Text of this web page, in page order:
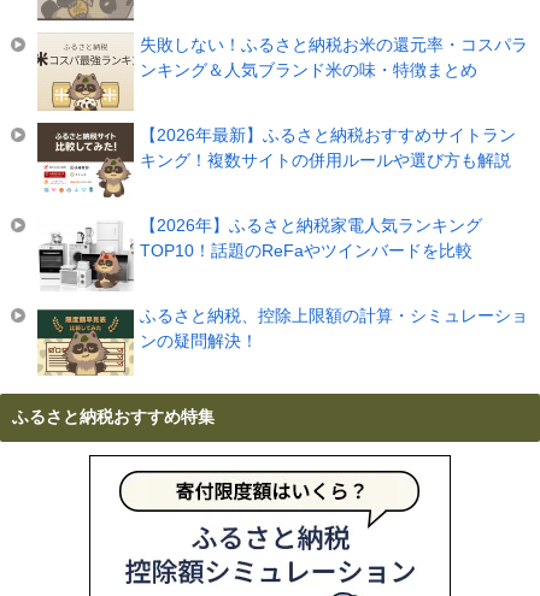
失敗しない！ふるさと納税お米の還元率・コスパラ
ンキング＆人気ブランド米の味・特徴まとめ
【2026年最新】ふるさと納税おすすめサイトラン
キング！複数サイトの併用ルールや選び方も解説
【2026年】ふるさと納税家電人気ランキング
TOP10！話題のReFaやツインバードを比較
ふるさと納税、控除上限額の計算・シミュレーショ
ンの疑問解決！
ふるさと納税おすすめ特集